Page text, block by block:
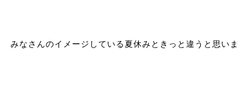
みなさんのイメージしている夏休みときっと違うと思いま